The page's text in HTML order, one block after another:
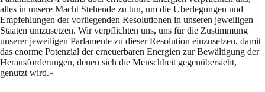
alles in unsere Macht Stehende zu tun, um die Überlegungen und
Empfehlungen der vorliegenden Resolutionen in unseren jeweiligen
Staaten umzusetzen. Wir verpflichten uns, uns für die Zustimmung
unserer jeweiligen Parlamente zu dieser Resolution einzusetzen, damit
das enorme Potenzial der erneuerbaren Energien zur Bewältigung der
Herausforderungen, denen sich die Menschheit gegenübersieht,
genutzt wird.«